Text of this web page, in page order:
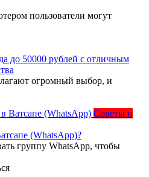
пользователи могут
до 50000 рублей с отличным
огромный выбор, и
Советы и
(WhatsApp)?
группу WhatsApp, чтобы